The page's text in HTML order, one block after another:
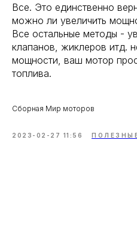
Все. Это единственно
можно ли увеличить
Все остальные методы -
клапанов, жиклеров итд.
мощности, ваш мотор
топлива.
Сборная Мир моторов
2023-02-27 11:56